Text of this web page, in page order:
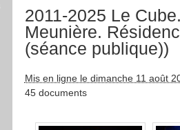
2011-2025 Le
Meunière.
(séance publique))
Mis en ligne le dimanche 11 août
45 documents